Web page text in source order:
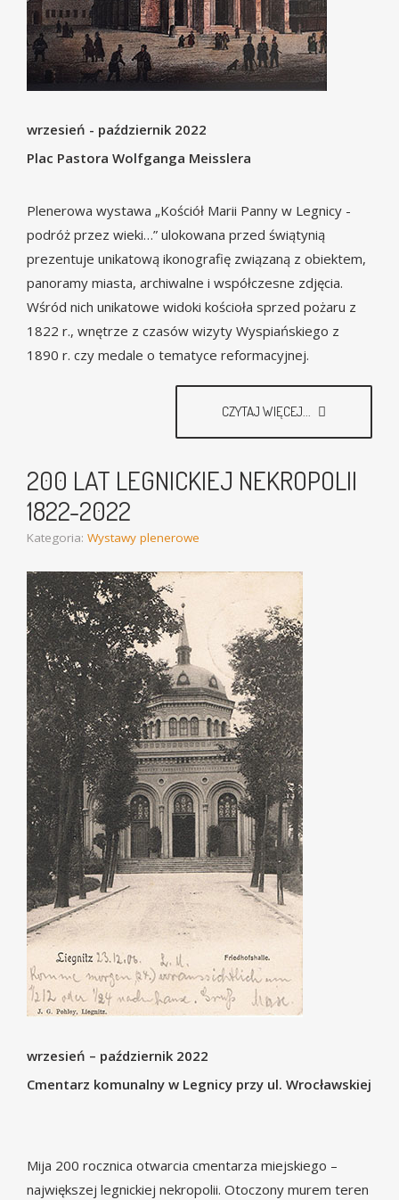
wrzesień - październik 2022
Plac Pastora Wolfganga Meisslera
Plenerowa wystawa „Kościół Marii Panny w Legnicy -
podróż przez wieki…” ulokowana przed świątynią
prezentuje unikatową ikonografię związaną z obiektem,
panoramy miasta, archiwalne i współczesne zdjęcia.
Wśród nich unikatowe widoki kościoła sprzed pożaru z
1822 r., wnętrze z czasów wizyty Wyspiańskiego z
1890 r. czy medale o tematyce reformacyjnej.
CZYTAJ WIĘCEJ...
200 LAT LEGNICKIEJ NEKROPOLII
1822-2022
Kategoria: Wystawy plenerowe
wrzesień – październik 2022
Cmentarz komunalny w Legnicy przy ul. Wrocławskiej
Mija 200 rocznica otwarcia cmentarza miejskiego –
największej legnickiej nekropolii. Otoczony murem teren